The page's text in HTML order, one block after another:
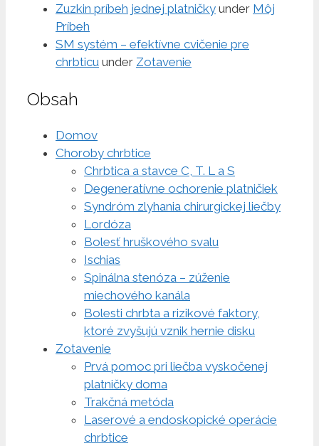
Zuzkin príbeh jednej platničky under Môj
Príbeh
SM systém – efektívne cvičenie pre
chrbticu under Zotavenie
Obsah
Domov
Choroby chrbtice
Chrbtica a stavce C, T. L a S
Degeneratívne ochorenie platničiek
Syndróm zlyhania chirurgickej liečby
Lordóza
Bolesť hruškového svalu
Ischias
Spinálna stenóza – zúženie
miechového kanála
Bolesti chrbta a rizikové faktory,
ktoré zvyšujú vznik hernie disku
Zotavenie
Prvá pomoc pri liečba vyskočenej
platničky doma
Trakčná metóda
Laserové a endoskopické operácie
chrbtice